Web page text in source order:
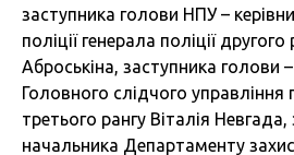
заступника голови НПУ –
поліції генерала поліції
Аброськіна, заступника голови
Головного слідчого управління
третього рангу Віталія
начальника Департаменту